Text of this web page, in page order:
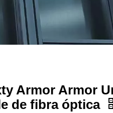
Armor Armor
de fibra óptica